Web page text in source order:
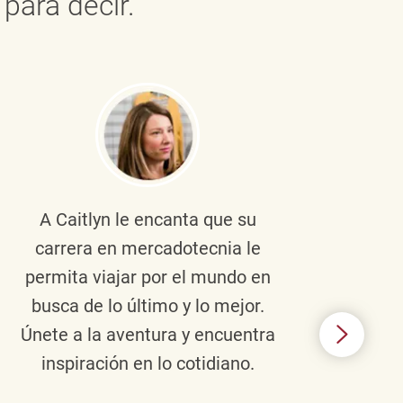
A Caitlyn le encanta que su
carrera en mercadotecnia le
permita viajar por el mundo en
busca de lo último y lo mejor.
Únete a la aventura y encuentra
inspiración en lo cotidiano.